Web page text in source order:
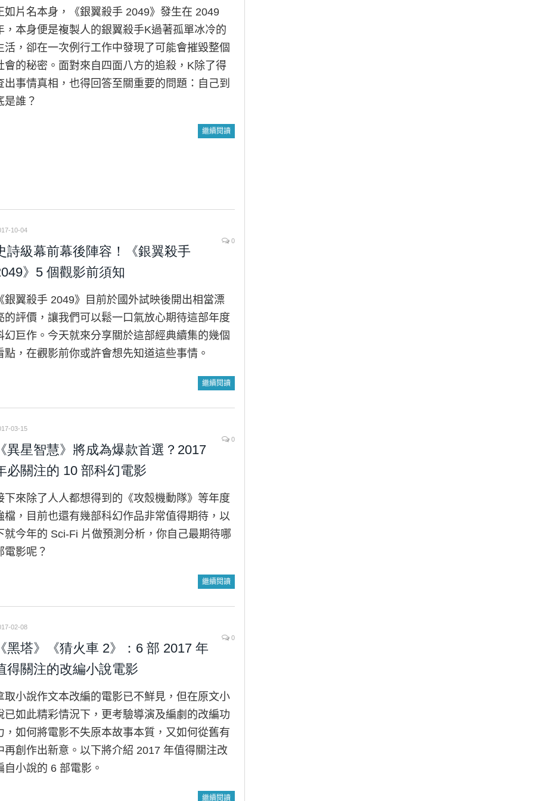
如片名本身，《銀翼殺手 2049》發生在 2049
，本身便是複製人的銀翼殺手K過著孤單冰冷的
活，卻在一次例行工作中發現了可能會摧毀整個
會的秘密。面對來自四面八方的追殺，K除了得
出事情真相，也得回答至關重要的問題：自己到
是誰？
繼續閱讀
10-04
0
詩級幕前幕後陣容！《銀翼殺手
》5 個觀影前須知
銀翼殺手 2049》目前於國外試映後開出相當漂
的評價，讓我們可以鬆一口氣放心期待這部年度
幻巨作。今天就來分享關於這部經典續集的幾個
點，在觀影前你或許會想先知道這些事情。
繼續閱讀
03-15
0
異星智慧》將成為爆款首選？2017
必關注的 10 部科幻電影
下來除了人人都想得到的《攻殼機動隊》等年度
檔，目前也還有幾部科幻作品非常值得期待，以
就今年的 Sci-Fi 片做預測分析，你自己最期待哪
電影呢？
繼續閱讀
02-08
0
黑塔》《猜火車 2》：6 部 2017 年
得關注的改編小說電影
取小說作文本改編的電影已不鮮見，但在原文小
已如此精彩情況下，更考驗導演及編劇的改編功
，如何將電影不失原本故事本質，又如何從舊有
再創作出新意。以下將介紹 2017 年值得關注改
自小說的 6 部電影。
繼續閱讀